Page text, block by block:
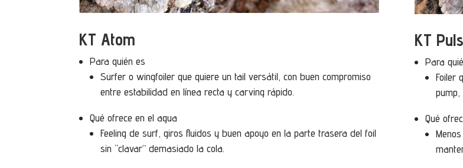
KT Atom
Para quién es
Surfer o wingfoiler que quiere un tail versátil, con buen compromiso
entre estabilidad en línea recta y carving rápido.
Qué ofrece en el agua
Feeling de surf, giros fluidos y buen apoyo en la parte trasera del foil
sin “clavar” demasiado la cola.
KT
Para
Foiler
Qué